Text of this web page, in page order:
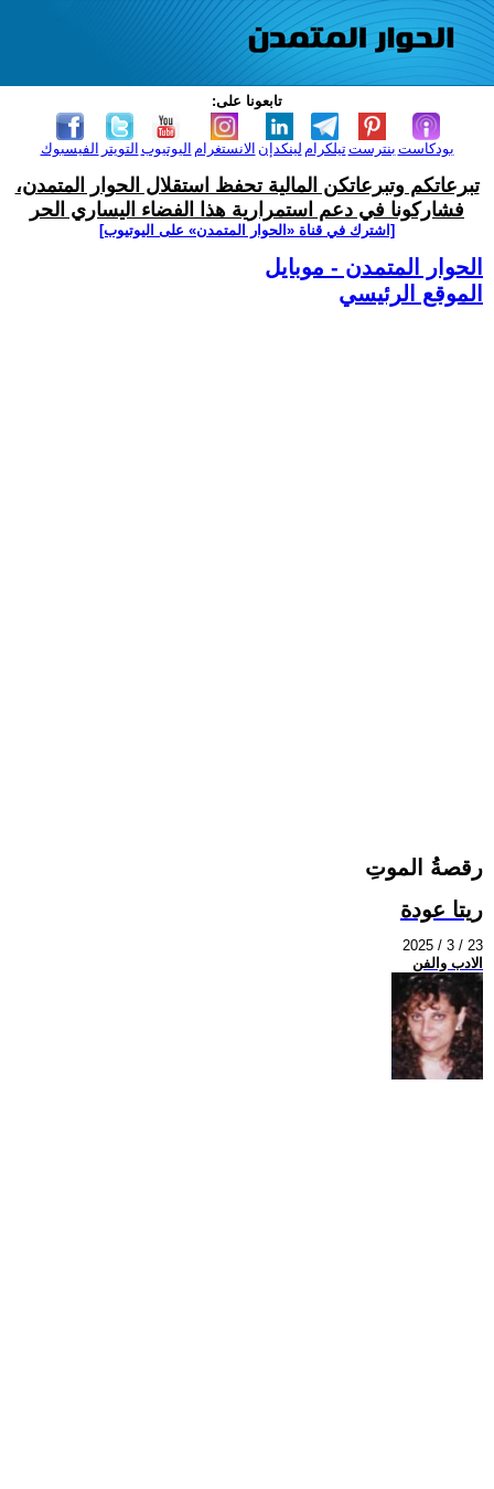
تابعونا على:
الفيسبوك التويتر اليوتيوب الانستغرام لينكدإن تيلكرامبنترست بودكاست
تبرعاتكم وتبرعاتكن المالية تحفظ استقلال الحوار المتمدن،
فشاركونا في دعم استمرارية هذا الفضاء اليساري الحر
[اشترك في قناة ‫«الحوار المتمدن» على اليوتيوب]
الحوار المتمدن - موبايل
الموقع الرئيسي
رقصةُ الموتِ
ريتا عودة
2025 / 3 / 23
الادب والفن